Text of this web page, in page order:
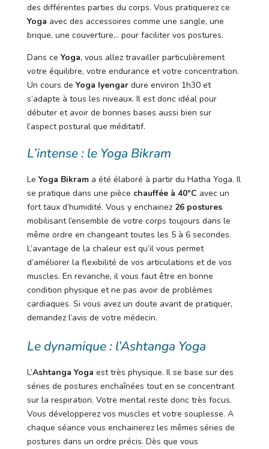
des différentes parties du corps. Vous pratiquerez ce
Yoga avec des accessoires comme une sangle, une
brique, une couverture… pour faciliter vos postures.
Dans ce Yoga, vous allez travailler particulièrement
votre équilibre, votre endurance et votre concentration.
Un cours de Yoga Iyengardure environ 1h30 et
s’adapte à tous les niveaux. Il est donc idéal pour
débuter et avoir de bonnes bases aussi bien sur
l’aspect postural que méditatif.
L’intense : le Yoga Bikram
Le Yoga Bikrama été élaboré à partir du Hatha Yoga. Il
se pratique dans une pièce chauffée à 40°C avec un
fort taux d’humidité. Vous y enchainez 26 postures
mobilisant l’ensemble de votre corps toujours dans le
même ordre en changeant toutes les 5 à 6 secondes.
L’avantage de la chaleur est qu’il vous permet
d’améliorer la flexibilité de vos articulations et de vos
muscles. En revanche, il vous faut être en bonne
condition physique et ne pas avoir de problèmes
cardiaques. Si vous avez un doute avant de pratiquer,
demandez l’avis de votre médecin.
Le dynamique : l’Ashtanga Yoga
L’Ashtanga Yoga est très physique. Il se base sur des
séries de postures enchaînées tout en se concentrant
sur la respiration. Votre mental reste donc très focus.
Vous développerez vos muscles et votre souplesse. A
chaque séance vous enchainerez les mêmes séries de
postures dans un ordre précis. Dès que vous